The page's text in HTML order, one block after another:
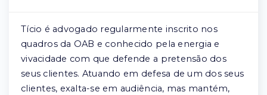
Tício é advogado regularmente inscrito nos
quadros da OAB e conhecido pela energia e
vivacidade com que defende a pretensão dos
seus clientes. Atuando em defesa de um dos seus
clientes, exalta-se em audiência, mas mantém,